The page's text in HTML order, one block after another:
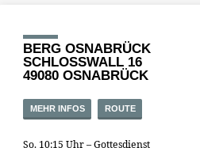
BERG OSNABRÜCK
SCHLOSSWALL 16
49080 OSNABRÜCK
MEHR INFOS ROUTE
So. 10:15 Uhr – Gottesdienst